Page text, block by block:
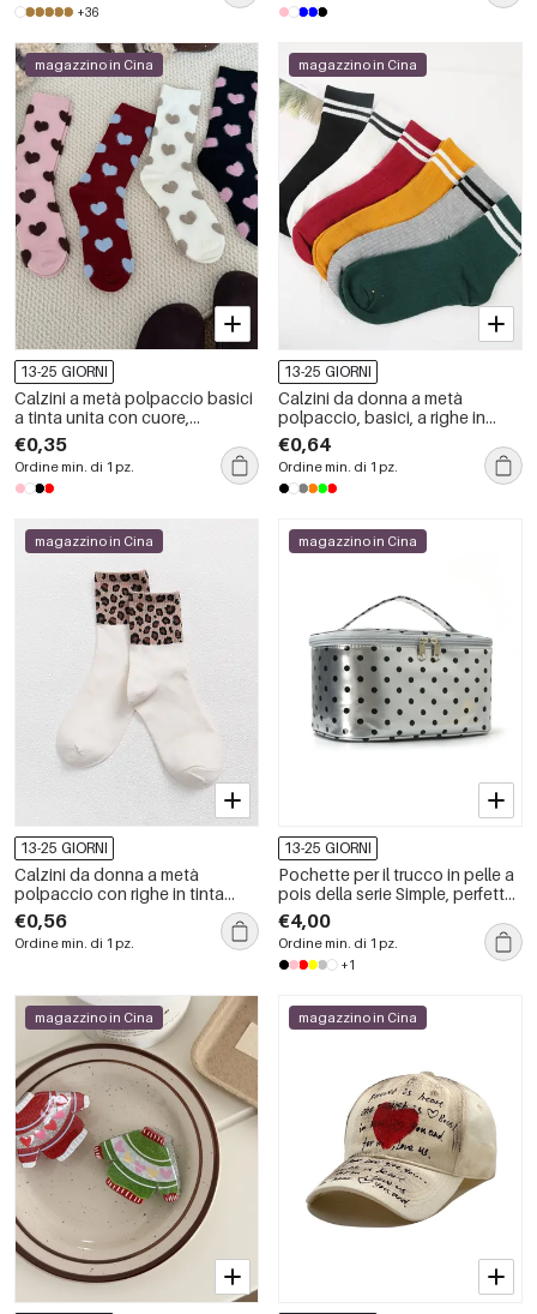
+36
magazzino in Cina
13-25 GIORNI
Calzini a metà polpaccio basici
a tinta unita con cuore,
leggermente elasticizzati
€0,35
Ordine min. di 1 pz.
magazzino in Cina
13-25 GIORNI
Calzini da donna a metà
polpaccio, basici, a righe in
tinta unita, leggermente
elasticizzati.
€0,64
Ordine min. di 1 pz.
magazzino in Cina
13-25 GIORNI
Calzini da donna a metà
polpaccio con righe in tinta
unita e stampa leopardata, stile
retrò.
€0,56
Ordine min. di 1 pz.
magazzino in Cina
13-25 GIORNI
Pochette per il trucco in pelle a
pois della serie Simple, perfette
per tutti i giorni.
€4,00
Ordine min. di 1 pz.
+1
magazzino in Cina magazzino in Cina